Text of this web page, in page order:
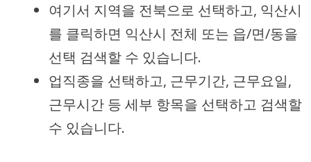
여기서 지역을 전북으로 선택하고, 익산시
를 클릭하면 익산시 전체 또는 읍/면/동을
선택 검색할 수 있습니다.
업직종을 선택하고, 근무기간, 근무요일,
근무시간 등 세부 항목을 선택하고 검색할
수 있습니다.